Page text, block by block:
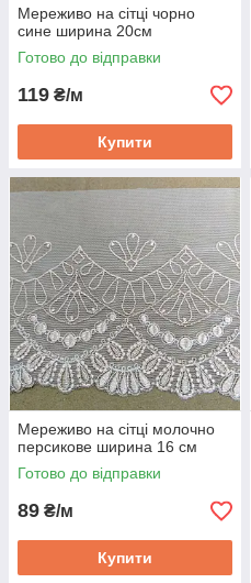
Мереживо на сітці чорно
сине ширина 20см
Готово до відправки
119 ₴/м
Купити
Мереживо на сітці молочно
персикове ширина 16 см
Готово до відправки
89 ₴/м
Купити